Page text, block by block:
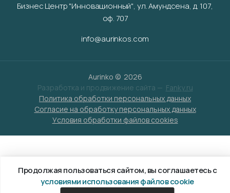
Бизнес Центр "Инновационный", ул. Амундсена, д. 107,
оф. 707
info@aurinkos.com
Aurinko © 2026
Разработка и продвижение сайта — Fanky.ru
Политика обработки персональных данных
Согласие на обработку персональных данных
Условия обработки файлов cookies
Продолжая пользоваться сайтом, вы соглашаетесь с
условиями использования файлов cookie